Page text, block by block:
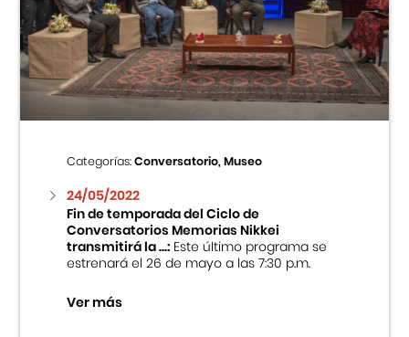
Categorías:Conversatorio, Museo
24/05/2022
Fin de temporada del Ciclo de
Conversatorios Memorias Nikkei
transmitirá la ...:Este último programa se
estrenará el 26 de mayo a las 7:30 p.m.
Ver más